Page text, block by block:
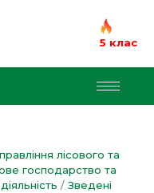
5 клас
лісового та
господарство та
/ Зведені